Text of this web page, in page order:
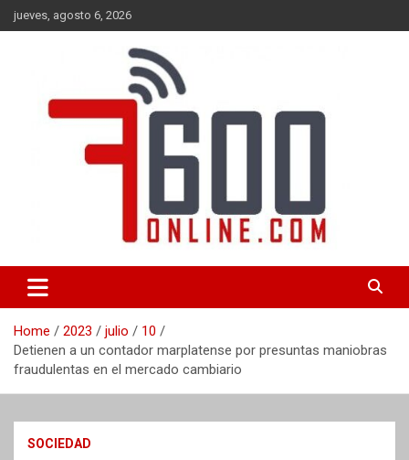
Skip
to
jueves, agosto 6, 2026
7600 online
nacional e internacional, deportiva y cultural.
Home 2023 julio
10
Detienen a un contador marplatense por presuntas maniobras
fraudulentas en el mercado cambiario
SOCIEDAD